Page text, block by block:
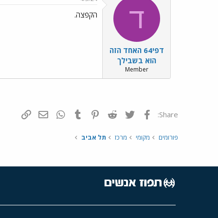
ד
דפי64 האחד הזה
הוא בשבילך
Member
הקפצה.
Share: פייסבוק Twitter
Reddit
Pinterest
Tumblr
WhatsAppדואר אלקטרוני
פורומים מקומי מרכז תל אביב